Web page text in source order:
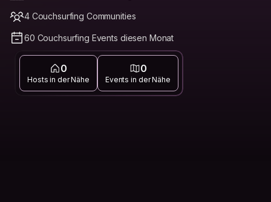
4 Couchsurfing Communities
60 Couchsurfing Events diesen Monat
0
Hosts in der Nähe
0
Events in der Nähe